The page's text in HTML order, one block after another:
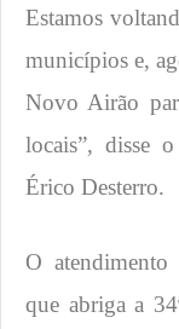
Estamos
municípios e,
Novo Airão
locais”, disse
Érico Desterro.
O atendimento
que abriga a